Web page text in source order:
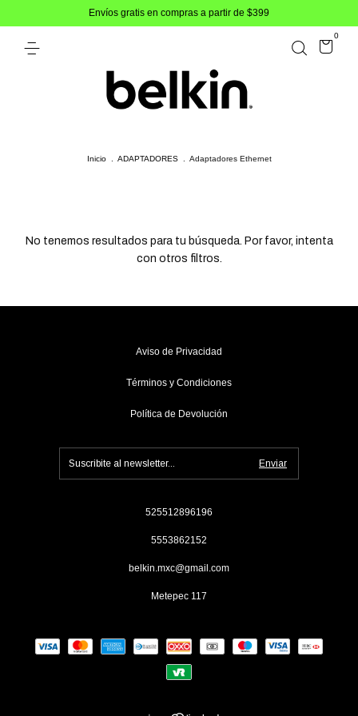
Envíos gratis en compras a partir de $399
0
Inicio ADAPTADORES Adaptadores Ethernet
No tenemos resultados para tu búsqueda. Por favor, intenta
con otros filtros.
Aviso de Privacidad
Términos y Condiciones
Política de Devolución
525512896196
5553862152
belkin.mxc@gmail.com
Metepec 117